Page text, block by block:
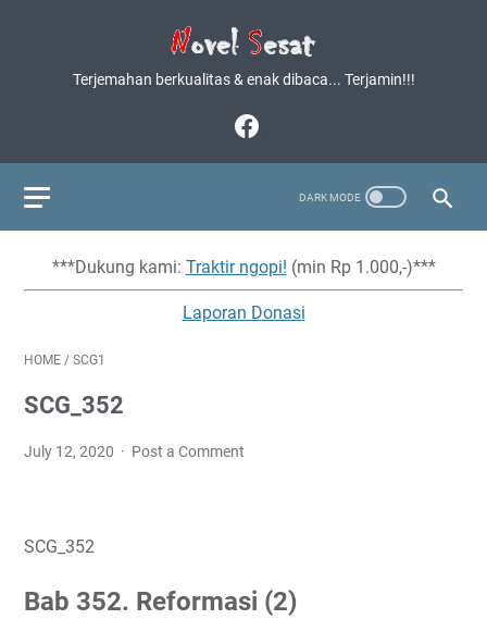
Terjemahan berkualitas & enak dibaca... Terjamin!!!
***Dukung kami: Traktir ngopi! (min Rp 1.000,-)***
Laporan Donasi
HOME / SCG1
SCG_352
July 12, 2020 Post a Comment
SCG_352
Bab 352. Reformasi (2)